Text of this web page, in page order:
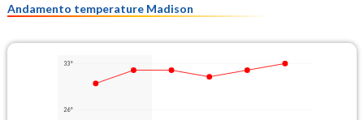
Andamento temperature Madison
33°
26°